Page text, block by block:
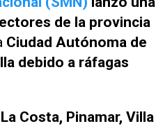
de la provincia
Ciudad Autónoma de
debido a ráfagas
Costa, Pinamar, Villa